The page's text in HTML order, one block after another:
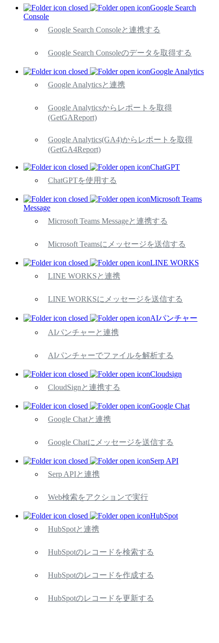
Google Search
Console
Google Search Consoleと連携する
Google Search Consoleのデータを取得する
Google Analytics
Google Analyticsと連携
Google Analyticsからレポートを取得
(GetGAReport)
Google Analytics(GA4)からレポートを取得
(GetGA4Report)
ChatGPT
ChatGPTを使用する
Microsoft Teams
Message
Microsoft Teams Messageと連携する
Microsoft Teamsにメッセージを送信する
LINE WORKS
LINE WORKSと連携
LINE WORKSにメッセージを送信する
AIパンチャー
AIパンチャーと連携
AIパンチャーでファイルを解析する
Cloudsign
CloudSignと連携する
Google Chat
Google Chatと連携
Google Chatにメッセージを送信する
Serp API
Serp APIと連携
Web検索をアクションで実行
HubSpot
HubSpotと連携
HubSpotのレコードを検索する
HubSpotのレコードを作成する
HubSpotのレコードを更新する